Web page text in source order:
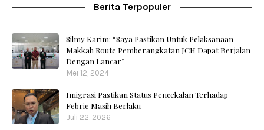
Berita Terpopuler
Silmy Karim: “Saya Pastikan Untuk Pelaksanaan
Makkah Route Pemberangkatan JCH Dapat Berjalan
Dengan Lancar”
Mei 12, 2024
Imigrasi Pastikan Status Pencekalan Terhadap
Febrie Masih Berlaku
Juli 22, 2026